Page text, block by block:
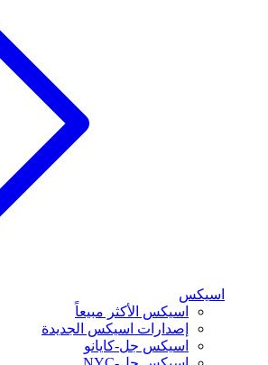
اسيكس
اسيكس الأكثر مبيعاً
إصدارات اسيكس الجديدة
اسيكس جل-كايانو